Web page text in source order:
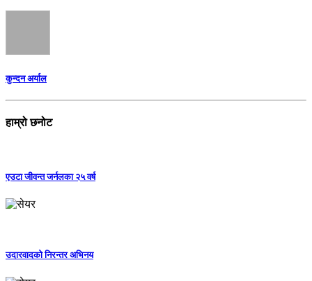
कुन्दन अर्याल
हाम्रो छनोट
एउटा जीवन्त जर्नलका २५ वर्ष
उदारवादको निरन्तर अभिनय